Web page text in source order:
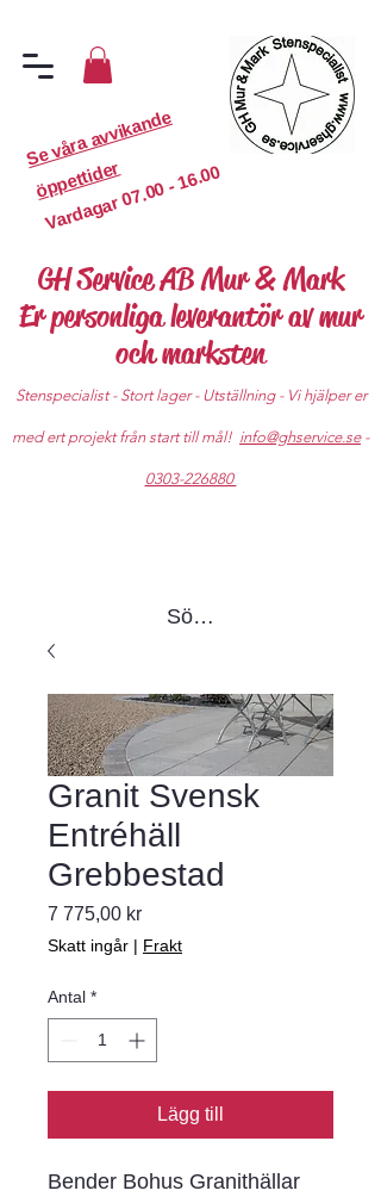
S
e
v
år
a
a
v
vi
k
a
n
d
e
ö
p
p
etti
d
er
Vardagar
07.00 - 16.00
GH Service AB Mur & Mark
Er personliga leverantör av mur
och marksten
Stenspecialist - Stort lager - Utställning - Vi hjälper er
med ert projekt från start till mål! info@ghservice.se-
0303-226880
Sök produkter
Granit Svensk
Entréhäll
Grebbestad
7 775,00 krPris
Skatt ingår | Frakt
Antal *
Lägg till
Bender Bohus Granithällar